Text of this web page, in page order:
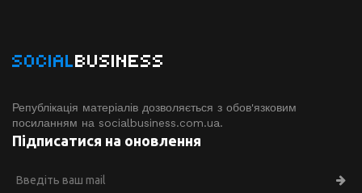
SOCIALBUSINESS
Републікація матеріалів дозволяється з обов'язковим
посиланням на socialbusiness.com.ua.
Підписатися на оновлення